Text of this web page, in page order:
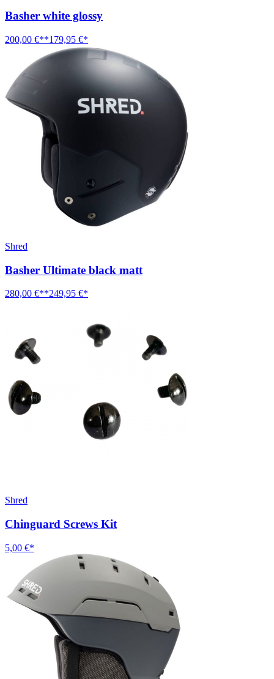
Basher white glossy
200,00 €**179,95 €*
Shred
Basher Ultimate black matt
280,00 €**249,95 €*
Shred
Chinguard Screws Kit
5,00 €*